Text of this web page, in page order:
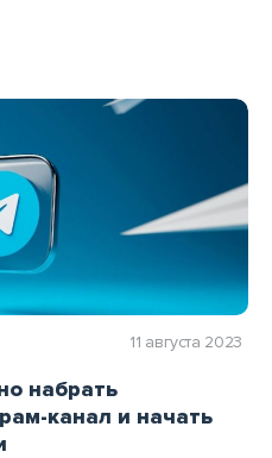
11 августа 2023
набрать
канал и начать